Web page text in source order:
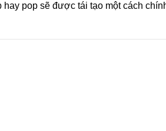
pop sẽ được tái tạo một cách